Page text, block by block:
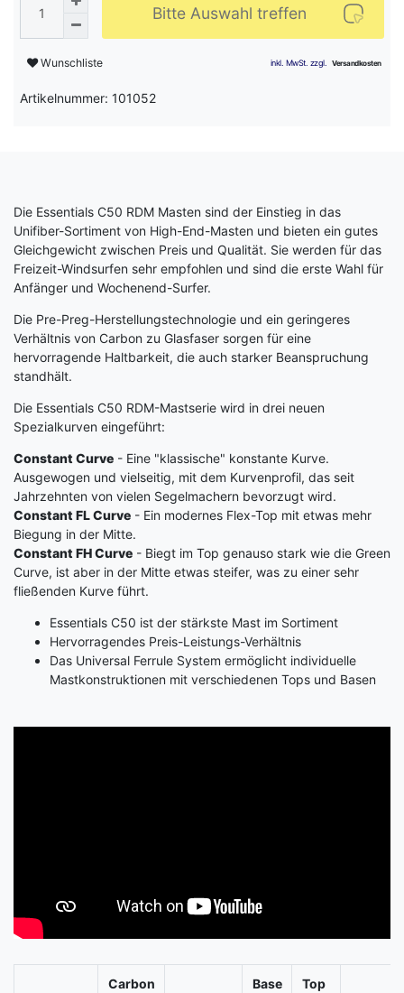
Bitte Auswahl treffen
Wunschliste
Artikelnummer: 101052
Die Essentials C50 RDM Masten sind der Einstieg in das
Unifiber-Sortiment von High-End-Masten und bieten ein gutes
Gleichgewicht zwischen Preis und Qualität. Sie werden für das
Freizeit-Windsurfen sehr empfohlen und sind die erste Wahl für
Anfänger und Wochenend-Surfer.
Die Pre-Preg-Herstellungstechnologie und ein geringeres
Verhältnis von Carbon zu Glasfaser sorgen für eine
hervorragende Haltbarkeit, die auch starker Beanspruchung
standhält.
Die Essentials C50 RDM-Mastserie wird in drei neuen
Spezialkurven eingeführt:
Constant Curve - Eine "klassische" konstante Kurve.
Ausgewogen und vielseitig, mit dem Kurvenprofil, das seit
Jahrzehnten von vielen Segelmachern bevorzugt wird.
Constant FL Curve - Ein modernes Flex-Top mit etwas mehr
Biegung in der Mitte.
Constant FH Curve - Biegt im Top genauso stark wie die Green
Curve, ist aber in der Mitte etwas steifer, was zu einer sehr
fließenden Kurve führt.
Essentials C50 ist der stärkste Mast im Sortiment
Hervorragendes Preis-Leistungs-Verhältnis
Das Universal Ferrule System ermöglicht individuelle
Mastkonstruktionen mit verschiedenen Tops und Basen
Carbon
Base
Top